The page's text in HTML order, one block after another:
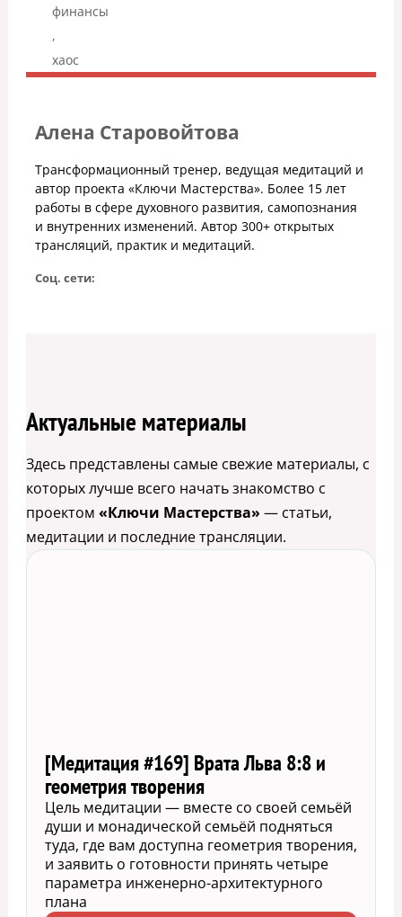
финансы
,
хаос
Алена Старовойтова
Трансформационный тренер, ведущая медитаций и
автор проекта «Ключи Мастерства». Более 15 лет
работы в сфере духовного развития, самопознания
и внутренних изменений. Автор 300+ открытых
трансляций, практик и медитаций.
Соц. сети:
Актуальные материалы
Здесь представлены самые свежие материалы, с
которых лучше всего начать знакомство с
проектом «Ключи Мастерства» — статьи,
медитации и последние трансляции.
[Медитация #169] Врата Льва 8:8 и
геометрия творения
Цель медитации — вместе со своей семьёй
души и монадической семьёй подняться
туда, где вам доступна геометрия творения,
и заявить о готовности принять четыре
параметра инженерно-архитектурного
плана